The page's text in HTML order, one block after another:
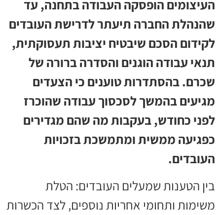
העיצומים הופסקה העבודה בתחנה, עד
שהנהלת החברה תיעתר לדרישת העובדים
לקידום הסכם שיבטיח יציבות תעסוקתית,
תנאי עבודה הוגנים והסדרה ברורה של
שכרם. בהסתדרות טוענים כי הצעדים
מגיעים בהמשך לסכסוך עבודה שהוכרז
לפני כחודש, בעקבות מה שהם מגדירים
כפגיעה ממשית ומתמשכת בזכויות
העובדים.
בין הטענות שמעלים העובדים: הטלת
משימות ותחומי אחריות נוספים, לצד הכשרות